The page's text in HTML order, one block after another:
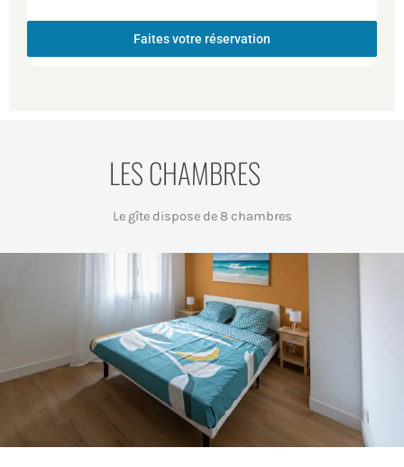
Faites votre réservation
LES CHAMBRES
Le gîte dispose de 8 chambres